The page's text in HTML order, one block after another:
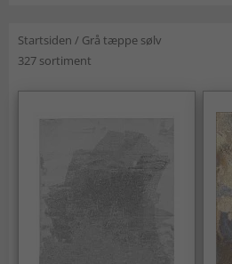
Startsiden / Grå tæppe sølv
327 sortiment